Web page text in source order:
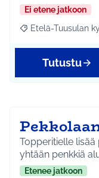
Ei etene jatkoon
Rajaa tulokset
Etelä-Tuusulan
Tutustu
Topperitielle lisää
yhtään penkkiä
Etenee jatkoon